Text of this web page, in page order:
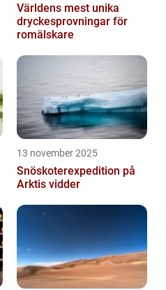
Världens mest unika
dryckesprovningar för
romälskare
13 november 2025
Snöskoterexpedition på
Arktis vidder